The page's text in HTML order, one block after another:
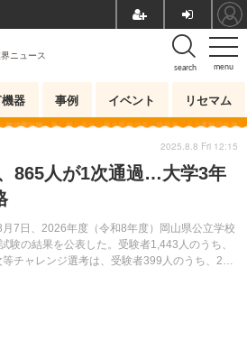
menu
search
ニュース
器 事例 イベント リセマム
865人が1次通過…大学3年
7日、2026年度（令和8年度）岡山県公立学校
験の結果を公表した。受験者1,443人のうち、
チャレンジ選考は、受験者399人のうち、212
2025.8.8 Fri 12:15